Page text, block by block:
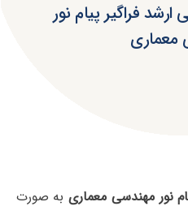
ارشد فراگیر پیام نور
معماری
نور مهندسی معماریبه صورت